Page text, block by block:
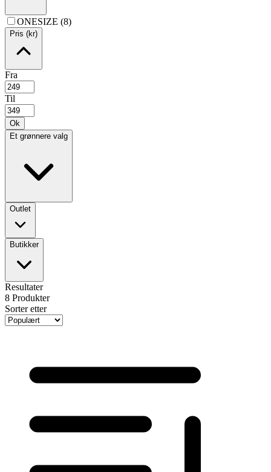
ONESIZE (8)
Pris (kr)
Fra
Til
Ok
Et grønnere valg
Outlet
Butikker
Resultater
8 Produkter
Sorter etter